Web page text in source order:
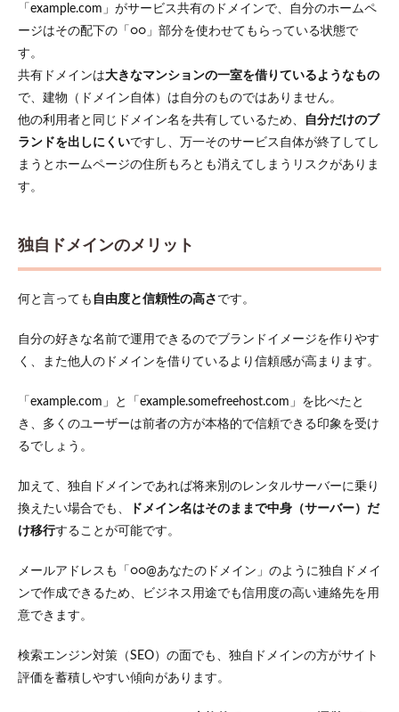
「example.com」がサービス共有のドメインで、自分のホームペ
ージはその配下の「○○」部分を使わせてもらっている状態で
す。
共有ドメインは大きなマンションの一室を借りているようなもの
で、建物（ドメイン自体）は自分のものではありません。
他の利用者と同じドメイン名を共有しているため、
自分だけのブ
ランドを出しにくいですし、万一そのサービス自体が終了してし
まうとホームページの住所もろとも消えてしまうリスクがありま
す。
独自ドメインのメリット
何と言っても 自由度と信頼性の高さ です。
自分の好きな名前で運用できるのでブランドイメージを作りやす
く、また他人のドメインを借りているより信頼感が高まります。
「example.com」と「example.somefreehost.com」を比べたと
き、多くのユーザーは前者の方が本格的で信頼できる印象を受け
るでしょう。
加えて、独自ドメインであれば将来別のレンタルサーバーに乗り
換えたい場合でも、
ドメイン名はそのままで中身（サーバー）だ
け移行することが可能です。
メールアドレスも「○○@あなたのドメイン」のように独自ドメイ
ンで作成できるため、ビジネス用途でも信用度の高い連絡先を用
意できます。
検索エンジン対策（SEO）の面でも、独自ドメインの方がサイト
評価を蓄積しやすい傾向があります​。